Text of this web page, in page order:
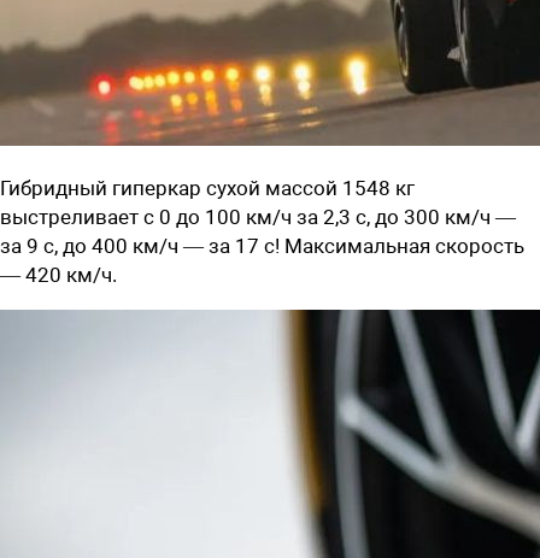
Гибридный гиперкар сухой массой 1548 кг
выстреливает с 0 до 100 км/ч за 2,3 с, до 300 км/ч —
за 9 с, до 400 км/ч — за 17 с! Максимальная скорость
— 420 км/ч.